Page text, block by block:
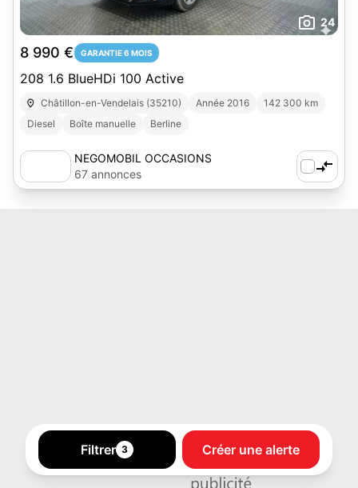
24
8 990 € GARANTIE 6 MOIS
208 1.6 BlueHDi 100 Active
Châtillon-en-Vendelais (35210) Année 2016
142 300 km
Diesel
Boîte manuelle Berline
NEGOMOBIL OCCASIONS
67 annonces
Filtrer 3 Créer une alerte